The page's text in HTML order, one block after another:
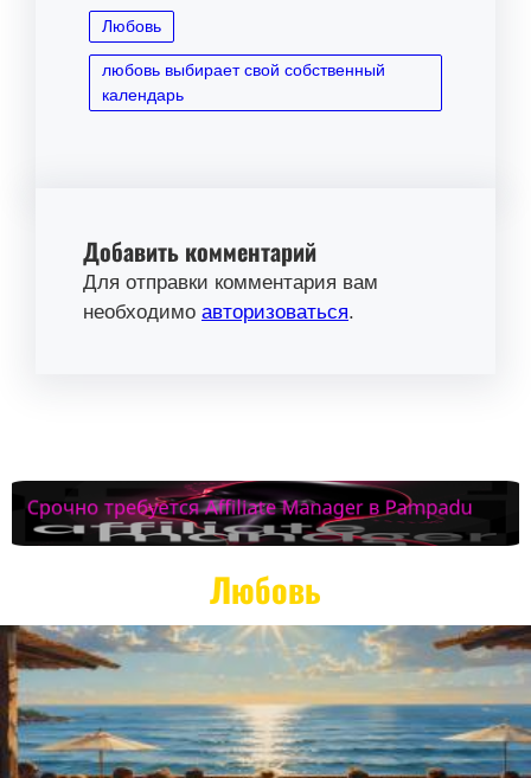
Любовь
любовь выбирает свой собственный
календарь
Добавить комментарий
Для отправки комментария вам
необходимо авторизоваться.
Любовь